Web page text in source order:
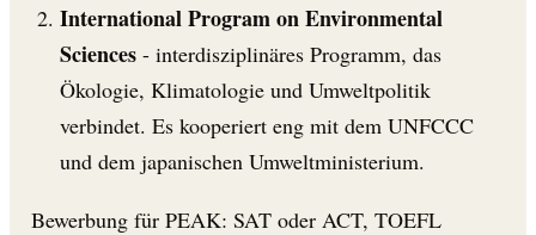
International Program on Environmental
Sciences- interdisziplinäres Programm, das
Ökologie, Klimatologie und Umweltpolitik
verbindet. Es kooperiert eng mit dem UNFCCC
und dem japanischen Umweltministerium.
Bewerbung für PEAK: SAT oder ACT, TOEFL